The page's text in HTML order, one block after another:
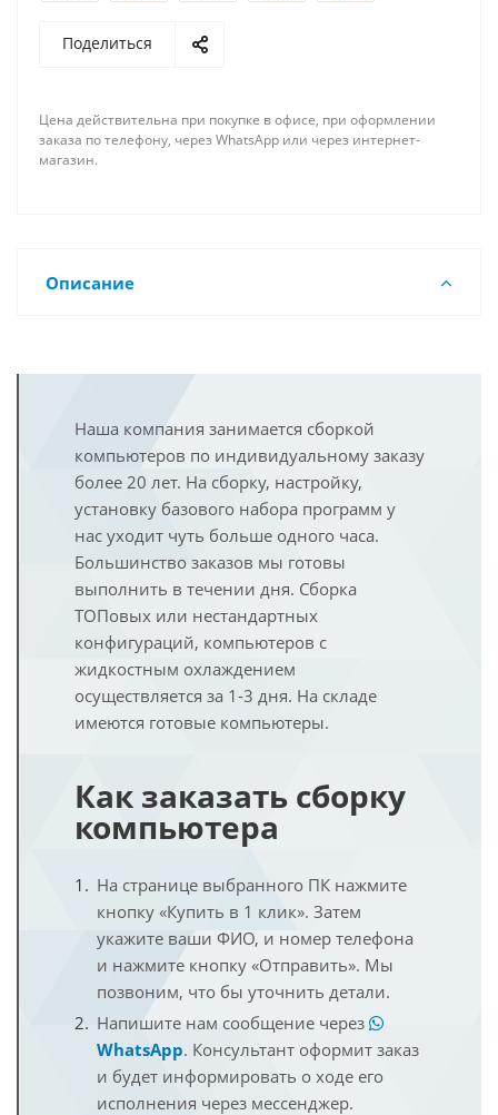
Поделиться
Цена действительна при покупке в офисе, при оформлении
заказа по телефону, через WhatsApp или через интернет-
магазин.
Описание
Наша компания занимается сборкой
компьютеров по индивидуальному заказу
более 20 лет. На сборку, настройку,
установку базового набора программ у
нас уходит чуть больше одного часа.
Большинство заказов мы готовы
выполнить в течении дня. Сборка
ТОПовых или нестандартных
конфигураций, компьютеров с
жидкостным охлаждением
осуществляется за 1-3 дня. На складе
имеются готовые компьютеры.
Как заказать сборку
компьютера
На странице выбранного ПК нажмите
кнопку «Купить в 1 клик». Затем
укажите ваши ФИО, и номер телефона
и нажмите кнопку «Отправить». Мы
позвоним, что бы уточнить детали.
Напишите нам сообщение через
WhatsApp. Консультант оформит заказ
и будет информировать о ходе его
исполнения через мессенджер.